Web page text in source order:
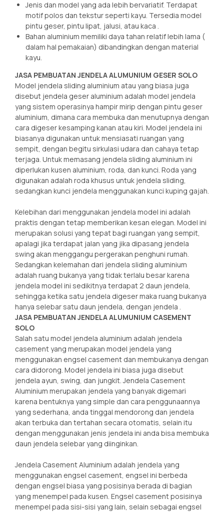
Jenis dan model yang ada lebih bervariatif. Terdapat
motif polos dan tekstur seperti kayu. Tersedia model
pintu geser, pintu lipat, jalusi, atau kaca .
Bahan aluminium memiliki daya tahan relatif lebih lama (
dalam hal pemakaian) dibandingkan dengan material
kayu.
JASA PEMBUATAN JENDELA ALUMUNIUM GESER SOLO
Model jendela sliding aluminium atau yang biasa juga
disebut jendela geser aluminium adalah model jendela
yang sistem operasinya hampir mirip dengan pintu geser
aluminium, dimana cara membuka dan menutupnya dengan
cara digeser kesamping kanan atau kiri. Model jendela ini
biasanya digunakan untuk mensiasati ruangan yang
sempit, dengan begitu sirkulasi udara dan cahaya tetap
terjaga. Untuk memasang jendela sliding aluminium ini
diperlukan kusen aluminium, roda, dan kunci. Roda yang
digunakan adalah roda khusus untuk jendela sliding,
sedangkan kunci jendela menggunakan kunci kuping gajah.
Kelebihan dari menggunakan jendela model ini adalah
praktis dengan tetap memberikan kesan elegan. Model ini
merupakan solusi yang tepat bagi ruangan yang sempit,
apalagi jika terdapat jalan yang jika dipasang jendela
swing akan menggangu pergerakan penghuni rumah.
Sedangkan kelemahan dari jendela sliding aluminium
adalah ruang bukanya yang tidak terlalu besar karena
jendela model ini sedikitnya terdapat 2 daun jendela,
sehingga ketika satu jendela digeser maka ruang bukanya
hanya selebar satu daun jendela, dengan jendela .
JASA PEMBUATAN JENDELA ALUMUNIUM CASEMENT
SOLO
Salah satu model jendela aluminium adalah jendela
casement yang merupakan model jendela yang
menggunakan engsel casement dan membukanya dengan
cara didorong. Model jendela ini biasa juga disebut
jendela ayun, swing, dan jungkit. Jendela Casement
Aluminium merupakan jendela yang banyak digemari
karena bentuknya yang simple dan cara penggunaannya
yang sederhana, anda tinggal mendorong dan jendela
akan terbuka dan tertahan secara otomatis, selain itu
dengan menggunakan jenis jendela ini anda bisa membuka
daun jendela selebar yang diinginkan.
Jendela Casement Aluminium adalah jendela yang
menggunakan engsel casement, engsel ini berbeda
dengan engsel biasa yang posisinya berada di bagian
yang menempel pada kusen. Engsel casement posisinya
menempel pada sisi-sisi yang lain, selain sebagai engsel